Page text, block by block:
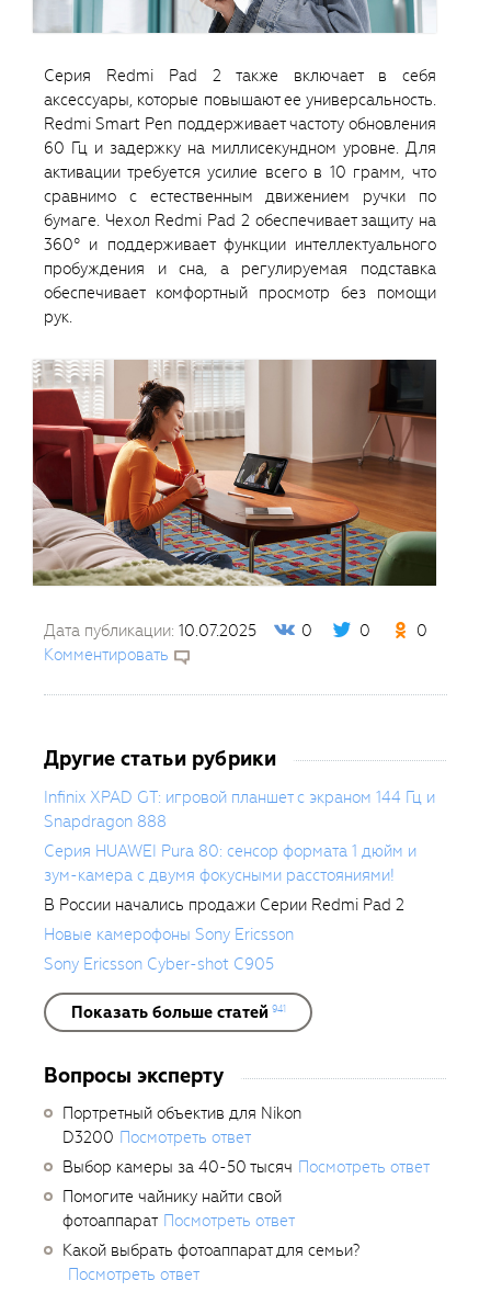
Серия Redmi Pad 2 также включает в себя
аксессуары, которые повышают ее универсальность.
Redmi Smart Pen поддерживает частоту обновления
60 Гц и задержку на миллисекундном уровне. Для
активации требуется усилие всего в 10 грамм, что
сравнимо с естественным движением ручки по
бумаге. Чехол Redmi Pad 2 обеспечивает защиту на
360° и поддерживает функции интеллектуального
пробуждения и сна, а регулируемая подставка
обеспечивает комфортный просмотр без помощи
рук.
Дата публикации: 10.07.2025 0 0
0
Комментировать
Другие статьи рубрики
Infinix XPAD GT: игровой планшет с экраном 144 Гц и
Snapdragon 888
Серия HUAWEI Pura 80: сенсор формата 1 дюйм и
зум-камера с двумя фокусными расстояниями!
В России начались продажи Серии Redmi Pad 2
Новые камерофоны Sony Ericsson
Sony Ericsson Cyber-shot C905
Показать больше статей 941
Вопросы эксперту
Портретный объектив для Nikon
D3200 Посмотреть ответ
Выбор камеры за 40-50 тысяч Посмотреть ответ
Помогите чайнику найти свой
фотоаппарат Посмотреть ответ
Какой выбрать фотоаппарат для семьи?
Посмотреть ответ